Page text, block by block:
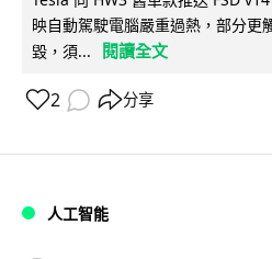
映自動駕駛電腦嚴重過熱，部分更
毀，須...
閱讀全文
2 分享
人工智能